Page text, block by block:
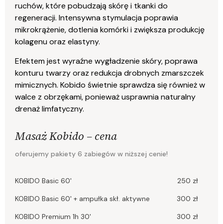
ruchów, które pobudzają skórę i tkanki do
regeneracji. Intensywna stymulacja poprawia
mikrokrążenie, dotlenia komórki i zwiększa produkcję
kolagenu oraz elastyny.
Efektem jest wyraźne wygładzenie skóry, poprawa
konturu twarzy oraz redukcja drobnych zmarszczek
mimicznych. Kobido świetnie sprawdza się również w
walce z obrzękami, ponieważ usprawnia naturalny
drenaż limfatyczny.
Masaż Kobido – cena
oferujemy pakiety 6 zabiegów w niższej cenie!
KOBIDO Basic 60'
250 zł
KOBIDO Basic 60' + ampułka skł. aktywne
300 zł
KOBIDO Premium 1h 30'
300 zł